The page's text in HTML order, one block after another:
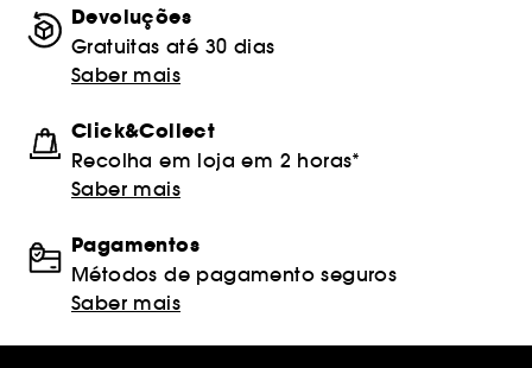
Devoluções
Gratuitas até 30 dias
Saber mais
Click&Collect
Recolha em loja em 2 horas*
Saber mais
Pagamentos
Métodos de pagamento seguros
Saber mais